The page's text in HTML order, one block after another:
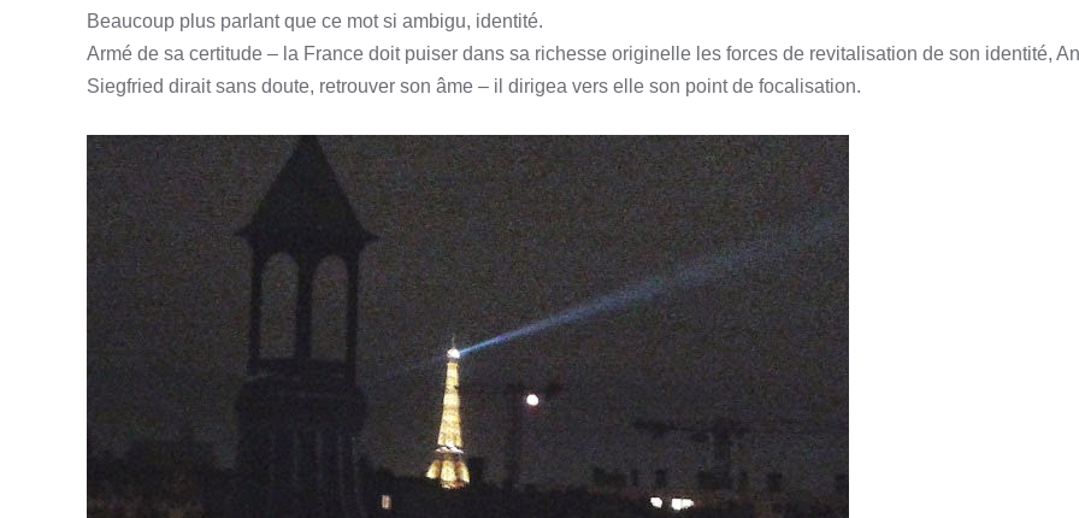
Beaucoup plus parlant que ce mot si ambigu, identité.
Armé de sa certitude – la France doit puiser dans sa richesse originelle les forces de revitalisation de son identité,
Siegfried dirait sans doute, retrouver son âme – il dirigea vers elle son point de focalisation.